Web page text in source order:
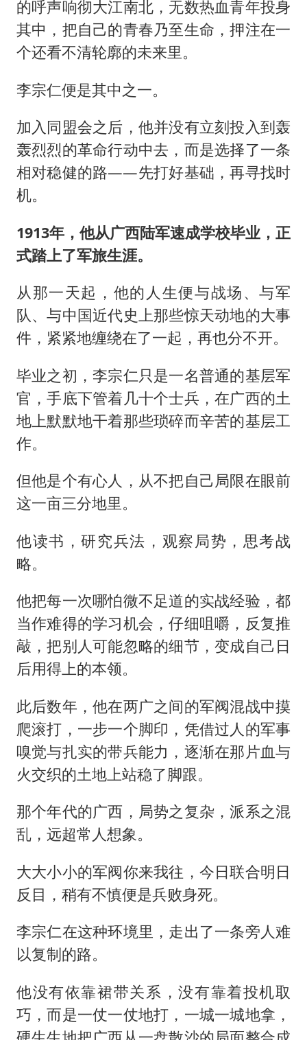
的呼声响彻大江南北，无数热血青年投身
其中，把自己的青春乃至生命，押注在一
个还看不清轮廓的未来里。
李宗仁便是其中之一。
加入同盟会之后，他并没有立刻投入到轰
轰烈烈的革命行动中去，而是选择了一条
相对稳健的路——先打好基础，再寻找时
机。
1913年，他从广西陆军速成学校毕业，正
式踏上了军旅生涯。
从那一天起，他的人生便与战场、与军
队、与中国近代史上那些惊天动地的大事
件，紧紧地缠绕在了一起，再也分不开。
毕业之初，李宗仁只是一名普通的基层军
官，手底下管着几十个士兵，在广西的土
地上默默地干着那些琐碎而辛苦的基层工
作。
但他是个有心人，从不把自己局限在眼前
这一亩三分地里。
他读书，研究兵法，观察局势，思考战
略。
他把每一次哪怕微不足道的实战经验，都
当作难得的学习机会，仔细咀嚼，反复推
敲，把别人可能忽略的细节，变成自己日
后用得上的本领。
此后数年，他在两广之间的军阀混战中摸
爬滚打，一步一个脚印，凭借过人的军事
嗅觉与扎实的带兵能力，逐渐在那片血与
火交织的土地上站稳了脚跟。
那个年代的广西，局势之复杂，派系之混
乱，远超常人想象。
大大小小的军阀你来我往，今日联合明日
反目，稍有不慎便是兵败身死。
李宗仁在这种环境里，走出了一条旁人难
以复制的路。
他没有依靠裙带关系，没有靠着投机取
巧，而是一仗一仗地打，一城一城地拿，